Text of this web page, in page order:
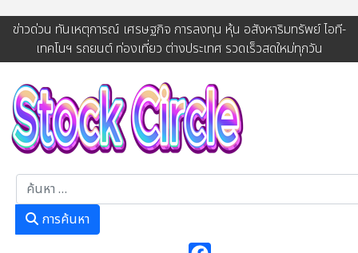
ข่าวด่วน ทันเหตุการณ์ เศรษฐกิจ การลงทุน หุ้น อสังหาริมทรัพย์ ไอที-
เทคโนฯ รถยนต์ ท่องเที่ยว ต่างประเทศ รวดเร็วสดใหม่ทุกวัน
การค้นหา